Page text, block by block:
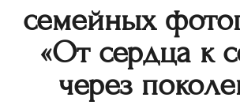
семейных
«От сердца к
через